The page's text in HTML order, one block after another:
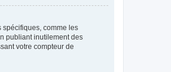
spécifiques, comme les
publiant inutilement des
votre compteur de